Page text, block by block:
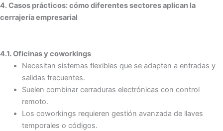
4. Casos prácticos: cómo diferentes sectores aplican la
cerrajería empresarial
4.1. Oficinas y coworkings
Necesitan sistemas flexibles que se adapten a entradas y
salidas frecuentes.
Suelen combinar cerraduras electrónicas con control
remoto.
Los coworkings requieren gestión avanzada de llaves
temporales o códigos.